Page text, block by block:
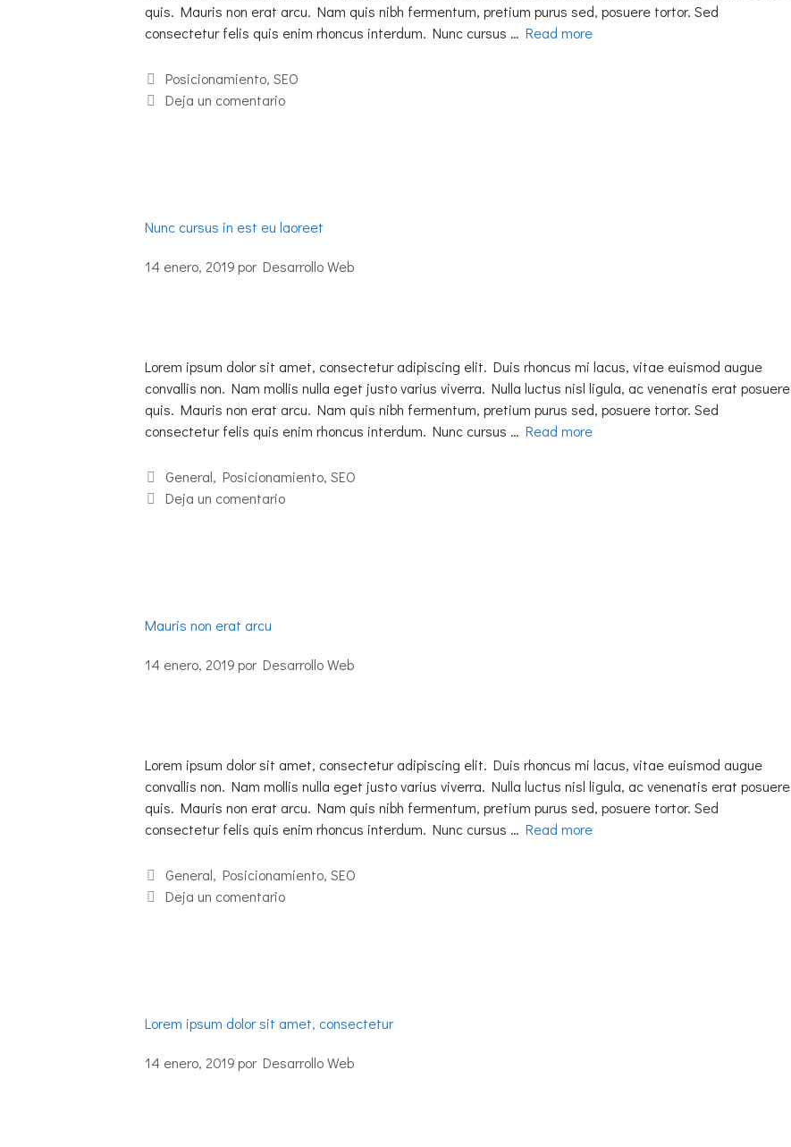
quis. Mauris non erat arcu. Nam quis nibh fermentum, pretium purus sed, posuere tortor. Sed
consectetur felis quis enim rhoncus interdum. Nunc cursus … Read more
Posicionamiento, SEO
Deja un comentario
Nunc cursus in est eu laoreet
14 enero, 2019por Desarrollo Web
Lorem ipsum dolor sit amet, consectetur adipiscing elit. Duis rhoncus mi lacus, vitae euismod augue
convallis non. Nam mollis nulla eget justo varius viverra. Nulla luctus nisl ligula, ac venenatis erat posuere
quis. Mauris non erat arcu. Nam quis nibh fermentum, pretium purus sed, posuere tortor. Sed
consectetur felis quis enim rhoncus interdum. Nunc cursus … Read more
General, Posicionamiento, SEO
Deja un comentario
Mauris non erat arcu
14 enero, 2019por Desarrollo Web
Lorem ipsum dolor sit amet, consectetur adipiscing elit. Duis rhoncus mi lacus, vitae euismod augue
convallis non. Nam mollis nulla eget justo varius viverra. Nulla luctus nisl ligula, ac venenatis erat posuere
quis. Mauris non erat arcu. Nam quis nibh fermentum, pretium purus sed, posuere tortor. Sed
consectetur felis quis enim rhoncus interdum. Nunc cursus … Read more
General, Posicionamiento, SEO
Deja un comentario
Lorem ipsum dolor sit amet, consectetur
14 enero, 2019por Desarrollo Web